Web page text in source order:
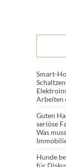
Smart-
Arbeiten
Guten
seriöse
Was
Hunde
für